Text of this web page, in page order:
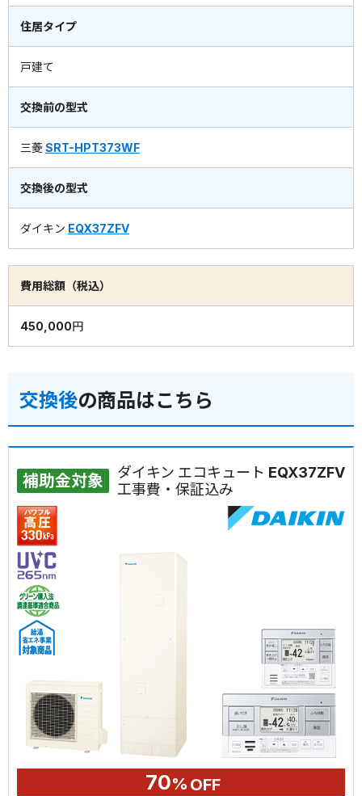
住居タイプ
戸建て
交換前の型式
三菱SRT-HPT373WF
交換後の型式
ダイキン EQX37ZFV
費用総額（税込）
450,000円
交換後の商品はこちら
補助金対象
ダイキン エコキュート EQX37ZFV
工事費・保証込み
70% OFF